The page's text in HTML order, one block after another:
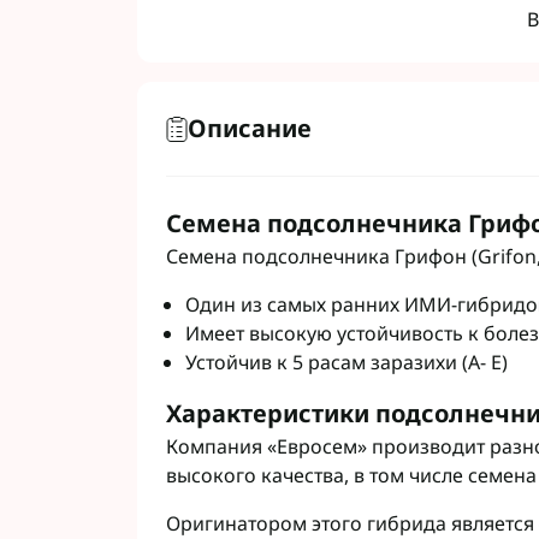
Гербициды Бест
Фунгициды
Фунгициды
Фунгициды для
Фунгициды
Фунгициды Для
Фунгициды
Фунгициды
Фунгициды
Системные
Описание
Семена подсолнечника
Семена подсолнечника Грифон
Один из самых ранних ИМИ-
Имеет высокую устойчивость к
Устойчив к 5 расам заразихи (А- Е)
Характеристики
Компания «Евросем» производит
высокого качества, в том числе
Оригинатором этого гибрида